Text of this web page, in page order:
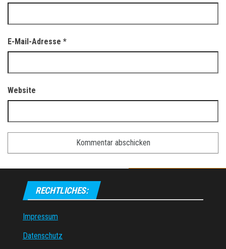
E-Mail-Adresse *
Website
RECHTLICHES:
Impressum
Datenschutz